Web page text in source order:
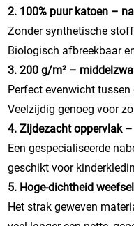
2. 100% puur katoen –
Zonder synthetische
Biologisch afbreekbaar
3. 200 g/m² –
Perfect evenwicht
Veelzijdig genoeg voor
4. Zijdezacht oppervlak
Een gespecialiseerde
geschikt voor
5. Hoge-dichtheid
Het strak geweven